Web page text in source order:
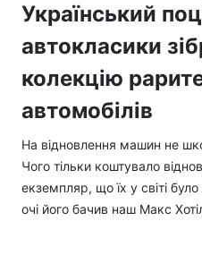
Український
автокласики
колекцію
автомобілів
На відновлення машин не
Чого тільки коштувало
екземпляр, що їх у світі
очі його бачив наш Макс